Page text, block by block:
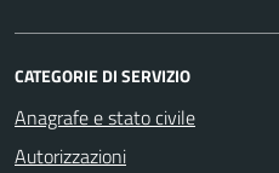
CATEGORIE DI SERVIZIO
Anagrafe e stato civile
Autorizzazioni